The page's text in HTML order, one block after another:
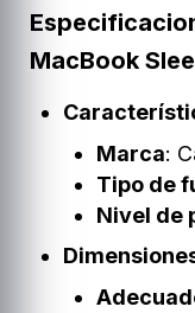
MacBook
Marca:
Tipo de
Nivel de